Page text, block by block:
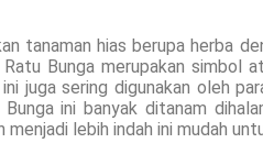
tanaman hias berupa herba
Bunga merupakan simbol
ini juga sering digunakan oleh
ini banyak ditanam
menjadi lebih indah ini mudah